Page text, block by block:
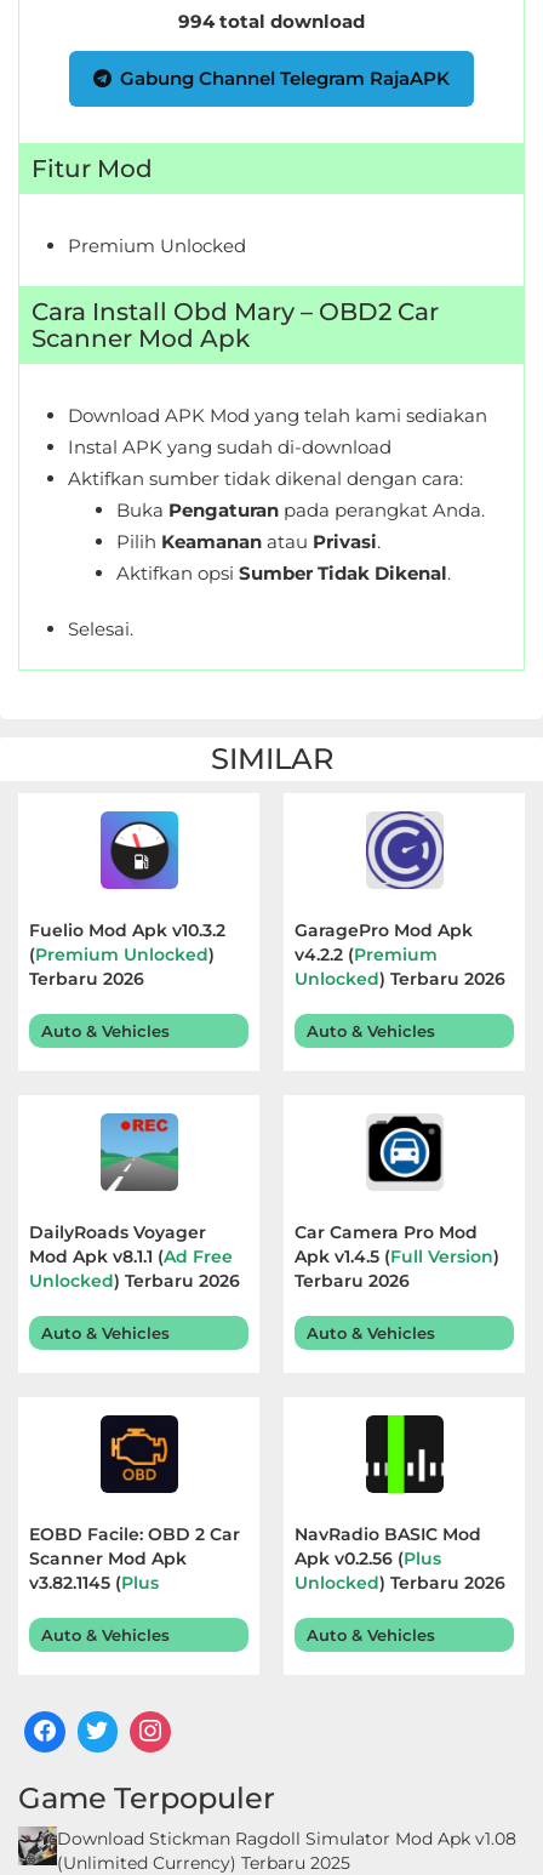
Personalization
Photography
Productivity
Shopping
Social
Sport
Sports
Tools
Weather
Rekomendasi
994 total download
Gabung Channel Telegram RajaAPK
Fitur Mod
Premium Unlocked
Cara Install Obd Mary – OBD2 Car
Scanner Mod Apk
Download APK Mod yang telah kami sediakan
Instal APK yang sudah di-download
Aktifkan sumber tidak dikenal dengan cara:
Buka Pengaturan pada perangkat Anda.
Pilih Keamanan atau Privasi.
Aktifkan opsi Sumber Tidak Dikenal.
Selesai.
SIMILAR
Fuelio Mod Apk v10.3.2
(Premium Unlocked)
Terbaru 2026
Auto & Vehicles
GaragePro Mod Apk
v4.2.2 (Premium
Unlocked) Terbaru 2026
Auto & Vehicles
DailyRoads Voyager
Mod Apk v8.1.1 (Ad Free
Unlocked) Terbaru 2026
Auto & Vehicles
Car Camera Pro Mod
Apk v1.4.5 (Full Version)
Terbaru 2026
Auto & Vehicles
EOBD Facile: OBD 2 Car
Scanner Mod Apk
v3.82.1145 (Plus
Auto & Vehicles
NavRadio BASIC Mod
Apk v0.2.56 (Plus
Unlocked) Terbaru 2026
Auto & Vehicles
Game Terpopuler
Download Stickman Ragdoll Simulator Mod Apk v1.08
(Unlimited Currency) Terbaru 2025